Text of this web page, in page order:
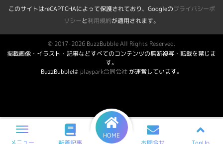
HOME
このサイトはreCAPTCHAによって保護されており、Googleのプライバシーポ
リシーと利用規約が適用されます。
© 2017-2026 BuzzBubble All Rights Reserved.
掲載画像・イラスト・記事などすべてのコンテンツの無断複写・転載を禁じま
す。
BuzzBubbleは playpark合同会社 が運営しています。